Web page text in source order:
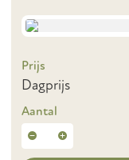
Prijs
Dagprijs
Aantal